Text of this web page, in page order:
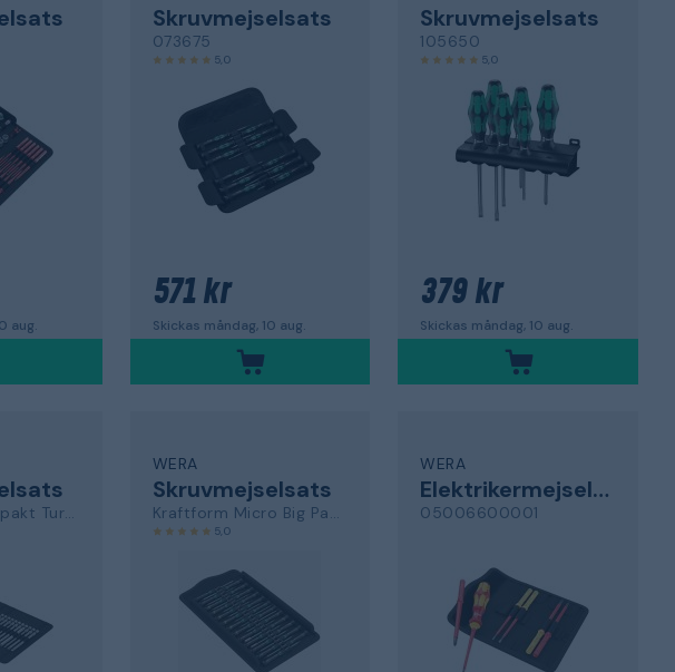
aug.
Skruvmejselsats
073675
5,0
571 kr
Skickas måndag, 10 aug.
Skruvmejselsats
105650
5,0
379 kr
Skickas måndag, 10 aug.
Kraftform Kompakt Turbo 1
WERA
Skruvmejselsats
Kraftform Micro Big Pack 1
5,0
WERA
Elektrikermejselsats
05006600001